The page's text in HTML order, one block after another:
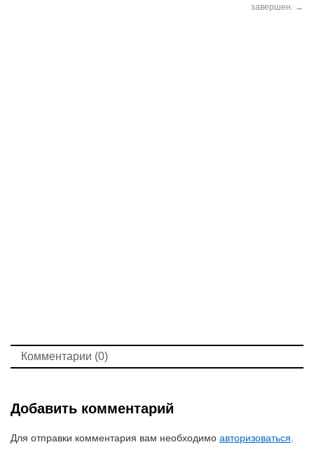
завершен. →
Комментарии (0)
Добавить комментарий
Для отправки комментария вам необходимо авторизоваться